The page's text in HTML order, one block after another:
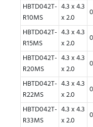
HBTD042T-
R10MS
4.3 x 4.3
x 2.0
HBTD042T-
R15MS
4.3 x 4.3
x 2.0
HBTD042T-
R20MS
4.3 x 4.3
x 2.0
HBTD042T-
R22MS
4.3 x 4.3
x 2.0
HBTD042T-
R33MS
4.3 x 4.3
x 2.0